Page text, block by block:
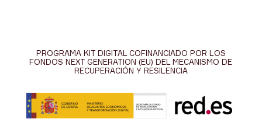
PROGRAMA KIT DIGITAL COFINANCIADO POR LOS
FONDOS NEXT GENERATION (EU) DEL MECANISMO DE
RECUPERACIÓN Y RESILENCIA